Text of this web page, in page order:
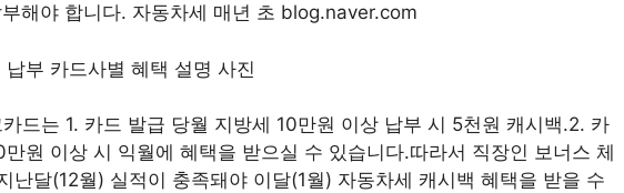
해야 합니다. 자동차세 매년 초 blog.naver.com
드는 1. 카드 발급 당월 지방세 10만원 이상 납부 시 5천원 캐시백.2. 카
원 이상 시 익월에 혜택을 받으실 수 있습니다.따라서 직장인 보너스 체
난달(12월) 실적이 충족돼야 이달(1월) 자동차세 캐시백 혜택을 받을 수